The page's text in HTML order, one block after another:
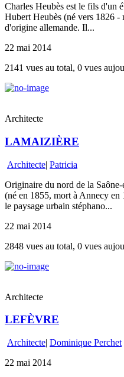
Charles Heubès est le fils d'un
Hubert Heubès (né vers 1826 -
d'origine allemande. Il...
22 mai 2014
2141 vues au total, 0 vues
Architecte
LAMAIZIÈRE
Architecte| Patricia
Originaire du nord de la
(né en 1855, mort à Annecy
le paysage urbain stéphano...
22 mai 2014
2848 vues au total, 0 vues
Architecte
LEFÈVRE
Architecte| Dominique Perchet
22 mai 2014